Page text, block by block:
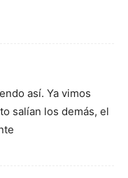
así. Ya vimos
salían los demás, el